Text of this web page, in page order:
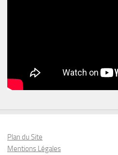
Plan du Site
Mentions Légales